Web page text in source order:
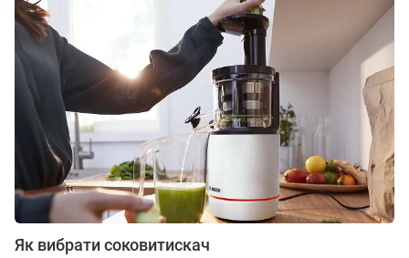
Як вибрати соковитискач